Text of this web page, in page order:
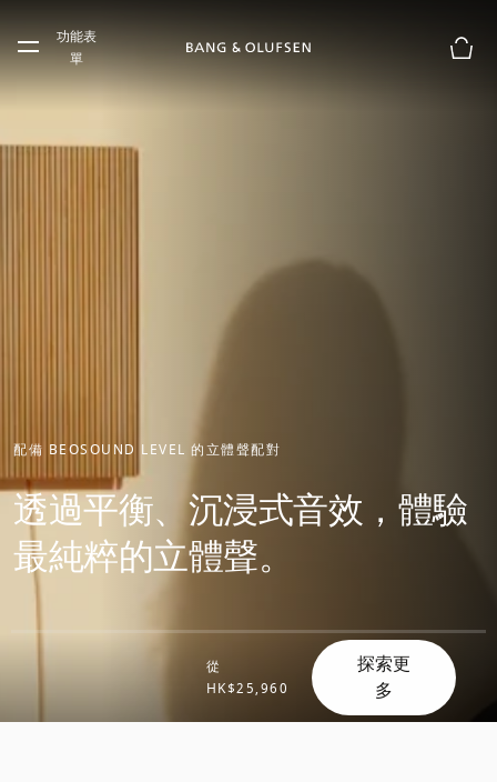
Skip to main footer
功能表
單
配備 BEOSOUND LEVEL 的立體聲配對
透過平衡、沉浸式音效，體驗
最純粹的立體聲。
從
HK$25,960
探索更
多